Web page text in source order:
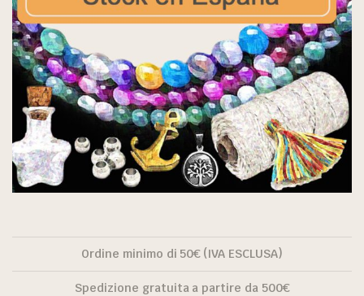
Ordine minimo di 50€ (IVA ESCLUSA)
Spedizione gratuita a partire da 500€